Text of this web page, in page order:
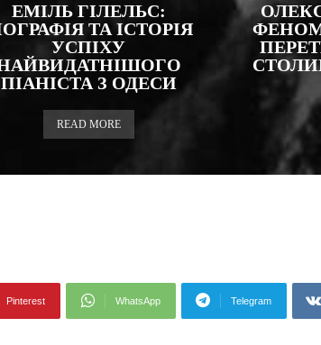
ЕМІЛЬ ГІЛЕЛЬС:
ТА ІСТОРІЯ
УСПІХУ
ПІАНІСТА З ОДЕСИ
READ MORE
Pinterest WhatsApp Telegram